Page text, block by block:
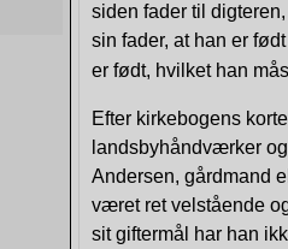
siden fader til
sin fader, at han er
er født, hvilket han
Efter kirkebogens
landsbyhåndværker
Andersen, gårdmand
været ret velstående
sit giftermål har han